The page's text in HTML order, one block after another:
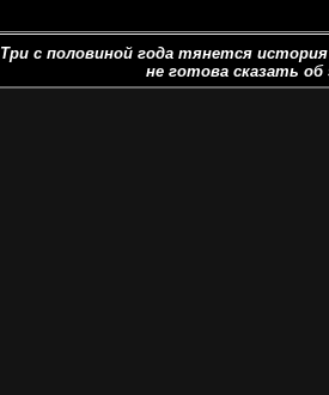
Три с половиной года тянется
не готова сказать